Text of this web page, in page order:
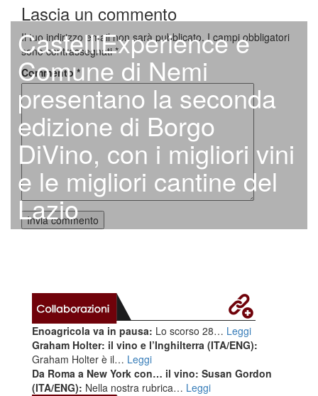
CastelliExperience e
Comune di Nemi
presentano la seconda
edizione di Borgo
DiVino, con i migliori vini
e le migliori cantine del
Lazio
Lascia un commento
Il tuo indirizzo email non sarà pubblicato. I campi obbligatori
sono contrassegnati*
Commento *
Enoagricola va in pausa: Lo scorso 28… Leggi
Graham Holter: il vino e l’Inghilterra (ITA/ENG):
Graham Holter è il… Leggi
Da Roma a New York con… il vino: Susan Gordon
(ITA/ENG): Nella nostra rubrica… Leggi